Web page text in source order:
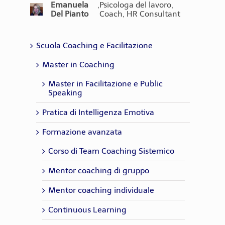
Emanuela
Del Pianto
,Psicologa del lavoro,
Coach, HR Consultant
Scuola Coaching e Facilitazione
Master in Coaching
Master in Facilitazione e Public
Speaking
Pratica di Intelligenza Emotiva
Formazione avanzata
Corso di Team Coaching Sistemico
Mentor coaching di gruppo
Mentor coaching individuale
Continuous Learning